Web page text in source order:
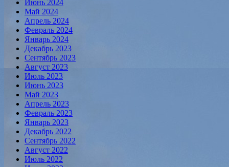
Июнь 2024
Май 2024
Апрель 2024
Февраль 2024
Январь 2024
Декабрь 2023
Сентябрь 2023
Август 2023
Июль 2023
Июнь 2023
Май 2023
Апрель 2023
Февраль 2023
Январь 2023
Декабрь 2022
Сентябрь 2022
Август 2022
Июль 2022